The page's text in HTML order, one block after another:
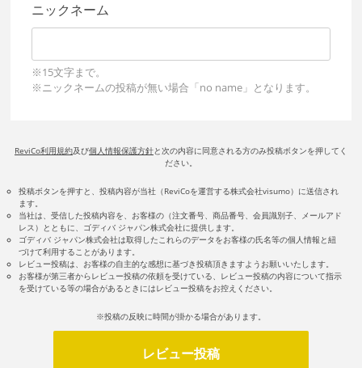
ニックネーム
※15文字まで。
※ニックネームの投稿が無い場合「no name」となります。
ReviCo利用規約及び個人情報保護方針と次の内容に同意される方のみ投稿ボタンを押してく
ださい。
投稿ボタンを押すと、投稿内容が当社（ReviCoを運営する株式会社visumo）に送信され
ます。
当社は、受信した投稿内容を、お客様の（注文番号、商品番号、会員識別子、メールアド
レス）とともに、ゴディバ ジャパン株式会社に提供します。
ゴディバ ジャパン株式会社は取得したこれらのデータをお客様の氏名等の個人情報と紐
づけて利用することがあります。
レビュー投稿は、お客様の自主的な感想に基づき投稿頂きますようお願いいたします。
お客様が第三者からレビュー投稿の依頼を受けている、レビュー投稿の内容について指示
を受けている等の場合があるときにはレビュー投稿をお控えください。
※投稿の反映に時間が掛かる場合があります。